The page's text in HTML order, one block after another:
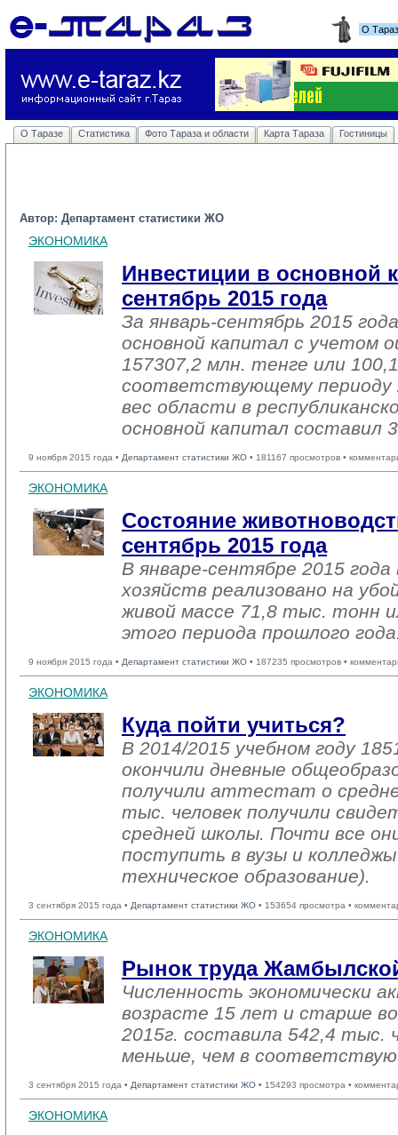
О
О Таразе Статистика Фото Тараза и области Карта Тараза Гостиницы
Автор: Департамент статистики ЖО
ЭКОНОМИКА
Инвестиции в основной
сентябрь 2015 года
За январь-сентябрь 2015
основной капитал с учетом
157307,2 млн. тенге или
соответствующему периоду
вес области в
основной капитал составил
9 ноября 2015 года • Департамент статистики ЖО • 181167 просмотров •
ЭКОНОМИКА
Состояние
сентябрь 2015 года
В январе-сентябре 2015 года
хозяйств реализовано на
живой массе 71,8 тыс. тонн
этого периода прошлого
9 ноября 2015 года • Департамент статистики ЖО • 187235 просмотров •
ЭКОНОМИКА
Куда пойти учиться?
В 2014/2015 учебном году
окончили дневные
получили аттестат о
тыс. человек получили
средней школы. Почти все
поступить в вузы и
техническое образование).
3 сентября 2015 года • Департамент статистики ЖО • 153654 просмотра •
ЭКОНОМИКА
Рынок труда
Численность экономически
возрасте 15 лет и старше
2015г. составила 542,4 тыс.
меньше, чем в
3 сентября 2015 года • Департамент статистики ЖО • 154293 просмотра •
ЭКОНОМИКА